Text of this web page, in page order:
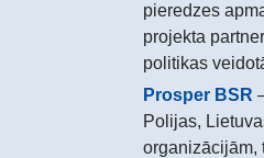
pieredzes
projekta
politikas
Prosper BSR
Polijas,
organizācijām,